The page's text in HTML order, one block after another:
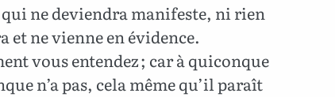
qui ne deviendra manifeste, ni rien
et ne vienne en évidence.
vous entendez ; car à quiconque
n’a pas, cela même qu’il paraît